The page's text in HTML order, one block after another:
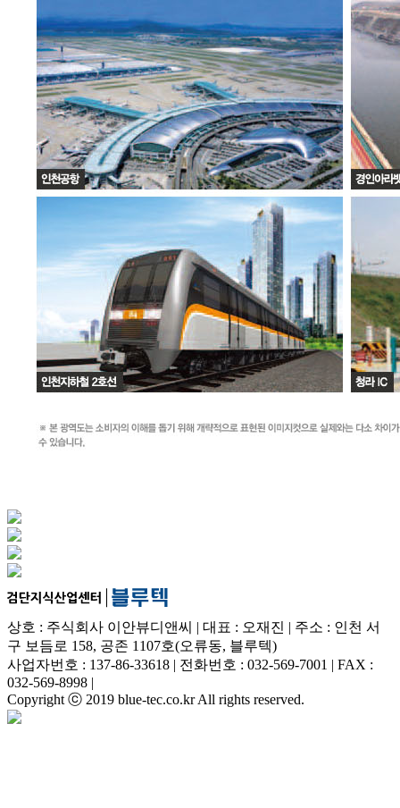
상호 : 주식회사 이안뷰디앤씨 | 대표 : 오재진 | 주소 : 인천 서
구 보듬로 158, 공존 1107호(오류동, 블루텍)
사업자번호 : 137-86-33618 | 전화번호 : 032-569-7001 | FAX :
032-569-8998 |
Copyright ⓒ 2019 blue-tec.co.kr All rights reserved.